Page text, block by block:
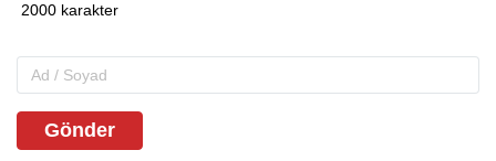
Gönder